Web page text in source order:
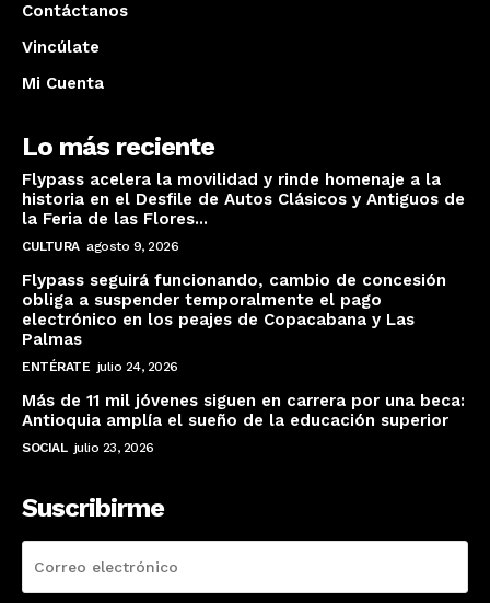
Contáctanos
Vincúlate
Mi Cuenta
Lo más reciente
Flypass acelera la movilidad y rinde homenaje a la
historia en el Desfile de Autos Clásicos y Antiguos de
la Feria de las Flores...
CULTURA agosto 9, 2026
Flypass seguirá funcionando, cambio de concesión
obliga a suspender temporalmente el pago
electrónico en los peajes de Copacabana y Las
Palmas
ENTÉRATE julio 24, 2026
Más de 11 mil jóvenes siguen en carrera por una beca:
Antioquia amplía el sueño de la educación superior
SOCIAL julio 23, 2026
Suscribirme